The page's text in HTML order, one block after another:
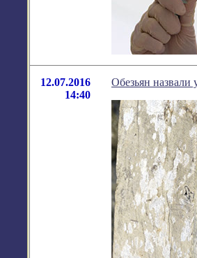
12.07.2016
14:40
Обезьян назвали